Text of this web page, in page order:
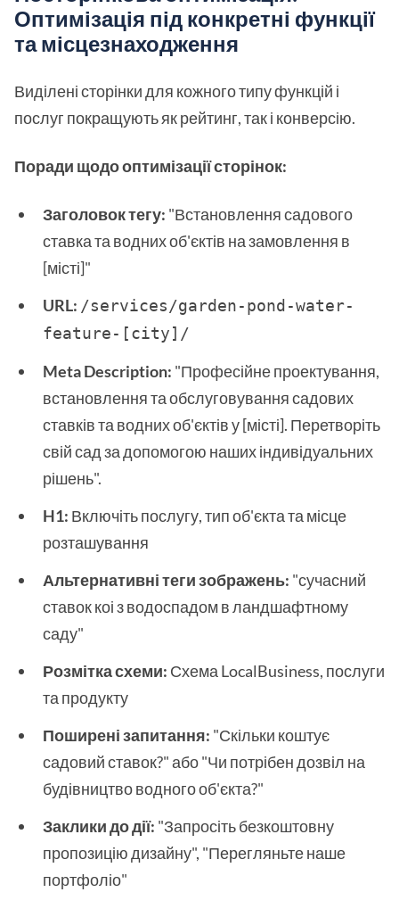
Оптимізація під конкретні функції
та місцезнаходження
Виділені сторінки для кожного типу функцій і
послуг покращують як рейтинг, так і конверсію.
Поради щодо оптимізації сторінок:
Заголовок тегу: "Встановлення садового
ставка та водних об'єктів на замовлення в
[місті]"
URL: /services/garden-pond-water-
feature-[city]/
Meta Description: "Професійне проектування,
встановлення та обслуговування садових
ставків та водних об'єктів у [місті]. Перетворіть
свій сад за допомогою наших індивідуальних
рішень".
H1: Включіть послугу, тип об'єкта та місце
розташування
Альтернативні теги зображень: "сучасний
ставок коі з водоспадом в ландшафтному
саду"
Розмітка схеми: Схема LocalBusiness, послуги
та продукту
Поширені запитання: "Скільки коштує
садовий ставок?" або "Чи потрібен дозвіл на
будівництво водного об'єкта?"
Заклики до дії: "Запросіть безкоштовну
пропозицію дизайну", "Перегляньте наше
портфоліо"